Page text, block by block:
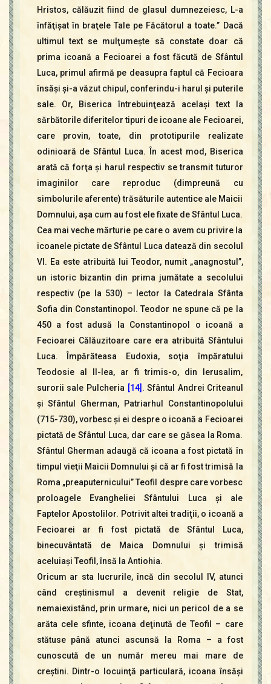
Hristos, călăuzit fiind de glasul dumnezeiesc, L-a
înfăţişat în braţele Tale pe Făcătorul a toate.” Dacă
ultimul text se mulţumeşte să constate doar că
prima icoană a Fecioarei a fost făcută de Sfântul
Luca, primul afirmă pe deasupra faptul că Fecioara
însăşi şi-a văzut chipul, conferindu-i harul şi puterile
sale. Or, Biserica întrebuinţează acelaşi text la
sărbătorile diferitelor tipuri de icoane ale Fecioarei,
care provin, toate, din prototipurile realizate
odinioară de Sfântul Luca. În acest mod, Biserica
arată că forţa şi harul respectiv se transmit tuturor
imaginilor care reproduc (dimpreună cu
simbolurile aferente) trăsăturile autentice ale Maicii
Domnului, aşa cum au fost ele fixate de Sfântul Luca.
Cea mai veche mărturie pe care o avem cu privire la
icoanele pictate de Sfântul Luca datează din secolul
VI. Ea este atribuită lui Teodor, numit „anagnostul”,
un istoric bizantin din prima jumătate a secolului
respectiv (pe la 530) – lector la Catedrala Sfânta
Sofia din Constantinopol. Teodor ne spune că pe la
450 a fost adusă la Constantinopol o icoană a
Fecioarei Călăuzitoare care era atribuită Sfântului
Luca. Împărăteasa Eudoxia, soţia împăratului
Teodosie al II-lea, ar fi trimis-o, din Ierusalim,
surorii sale Pulcheria [14] . Sfântul Andrei Criteanul
şi Sfântul Gherman, Patriarhul Constantinopolului
(715-730), vorbesc şi ei despre o icoană a Fecioarei
pictată de Sfântul Luca, dar care se găsea la Roma.
Sfântul Gherman adaugă că icoana a fost pictată în
timpul vieţii Maicii Domnului şi că ar fi fost trimisă la
Roma „preaputernicului” Teofil despre care vorbesc
proloagele Evangheliei Sfântului Luca şi ale
Faptelor Apostolilor. Potrivit altei tradiţii, o icoană a
Fecioarei ar fi fost pictată de Sfântul Luca,
binecuvântată de Maica Domnului şi trimisă
aceluiaşi Teofil, însă la Antiohia.
Oricum ar sta lucrurile, încă din secolul IV, atunci
când creştinismul a devenit religie de Stat,
nemaiexistând, prin urmare, nici un pericol de a se
arăta cele sfinte, icoana deţinută de Teofil – care
stătuse până atunci ascunsă la Roma – a fost
cunoscută de un număr mereu mai mare de
creştini. Dintr-o locuinţă particulară, icoana însăşi